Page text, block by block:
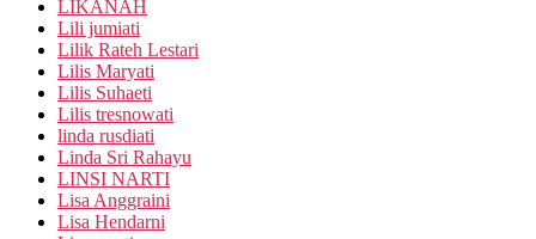
LIKANAH
Lili jumiati
Lilik Rateh Lestari
Lilis Maryati
Lilis Suhaeti
Lilis tresnowati
linda rusdiati
Linda Sri Rahayu
LINSI NARTI
Lisa Anggraini
Lisa Hendarni